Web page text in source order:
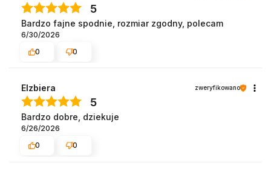
5
Bardzo fajne spodnie, rozmiar zgodny, polecam
6/30/2026
0
0
Elzbiera zweryfikowano
5
Bardzo dobre, dziekuje
6/26/2026
0
0